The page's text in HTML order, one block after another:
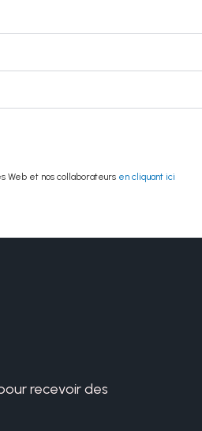
et nos collaborateurs en cliquant ici
recevoir des